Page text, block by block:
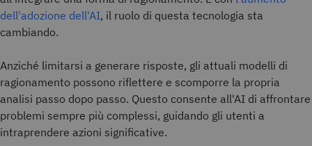
dell'adozione dell'AI, il ruolo di questa tecnologia sta
cambiando.
Anziché limitarsi a generare risposte, gli attuali modelli di
ragionamento possono riflettere e scomporre la propria
analisi passo dopo passo. Questo consente all'AI di affrontare
problemi sempre più complessi, guidando gli utenti a
intraprendere azioni significative.